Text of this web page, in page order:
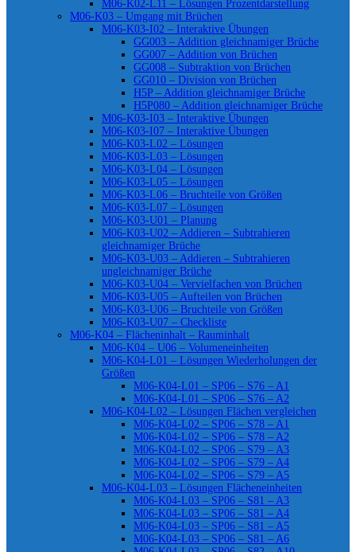
M06-K02-L11 – Lösungen Prozentdarstellung
M06-K03 – Umgang mit Brüchen
M06-K03-I02 – Interaktive Übungen
GG003 – Addition gleichnamiger Brüche
GG007 – Addition von Brüchen
GG008 – Subtraktion von Brüchen
GG010 – Division von Brüchen
H5P – Addition gleichnamiger Brüche
H5P080 – Addition gleichnamiger Brüche
M06-K03-I03 – Interaktive Übungen
M06-K03-I07 – Interaktive Übungen
M06-K03-L02 – Lösungen
M06-K03-L03 – Lösungen
M06-K03-L04 – Lösungen
M06-K03-L05 – Lösungen
M06-K03-L06 – Bruchteile von Größen
M06-K03-L07 – Lösungen
M06-K03-U01 – Planung
M06-K03-U02 – Addieren – Subtrahieren
gleichnamiger Brüche
M06-K03-U03 – Addieren – Subtrahieren
ungleichnamiger Brüche
M06-K03-U04 – Vervielfachen von Brüchen
M06-K03-U05 – Aufteilen von Brüchen
M06-K03-U06 – Bruchteile von Größen
M06-K03-U07 – Checkliste
M06-K04 – Flächeninhalt – Rauminhalt
M06-K04 – U06 – Volumeneinheiten
M06-K04-L01 – Lösungen Wiederholungen der
Größen
M06-K04-L01 – SP06 – S76 – A1
M06-K04-L01 – SP06 – S76 – A2
M06-K04-L02 – Lösungen Flächen vergleichen
M06-K04-L02 – SP06 – S78 – A1
M06-K04-L02 – SP06 – S78 – A2
M06-K04-L02 – SP06 – S79 – A3
M06-K04-L02 – SP06 – S79 – A4
M06-K04-L02 – SP06 – S79 – A5
M06-K04-L03 – Lösungen Flächeneinheiten
M06-K04-L03 – SP06 – S81 – A3
M06-K04-L03 – SP06 – S81 – A4
M06-K04-L03 – SP06 – S81 – A5
M06-K04-L03 – SP06 – S81 – A6